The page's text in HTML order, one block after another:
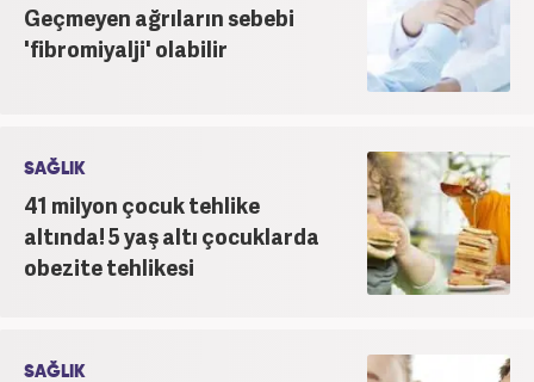
Geçmeyen ağrıların sebebi
'fibromiyalji' olabilir
SAĞLIK
41 milyon çocuk tehlike
altında! 5 yaş altı çocuklarda
obezite tehlikesi
SAĞLIK